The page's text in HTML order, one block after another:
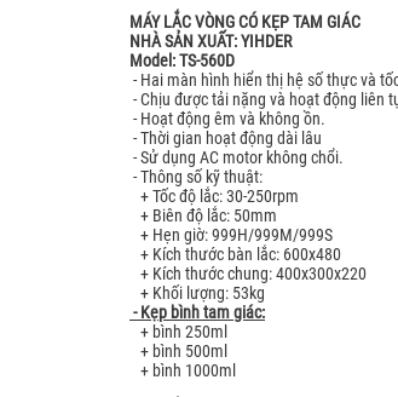
MÁY LẮC VÒNG CÓ KẸP TAM GIÁC
NHÀ SẢN XUẤT: YIHDER
Model: TS-560D
- Hai màn hình hiển thị hệ số thực và
- Chịu được tải nặng và hoạt động liên
- Hoạt động êm và không ồn.
- Thời gian hoạt động dài lâu
- Sử dụng AC motor không chổi.
- Thông số kỹ thuật:
+ Tốc độ lắc: 30-250rpm
+ Biên độ lắc: 50mm
+ Hẹn giờ: 999H/999M/999S
+ Kích thước bàn lắc: 600x480
+ Kích thước chung: 400x300x220
+ Khối lượng: 53kg
- Kẹp bình tam giác:
+ bình 250ml
+ bình 500ml
+ bình 1000ml